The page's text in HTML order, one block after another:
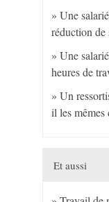
Une
réduction de
Une
heures de
Un
il les
Et aussi